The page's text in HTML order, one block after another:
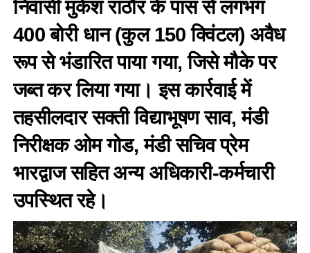
निवासी मुकेश राठौर के पास से लगभग
400 बोरी धान (कुल 150 क्विंटल) अवैध
रूप से भंडारित पाया गया, जिसे मौके पर
जब्त कर लिया गया। इस कार्रवाई में
तहसीलदार सक्ती विद्याभूषण साव, मंडी
निरीक्षक ओम गोड, मंडी सचिव प्रेम
भारद्वाज सहित अन्य अधिकारी-कर्मचारी
उपस्थित रहे।